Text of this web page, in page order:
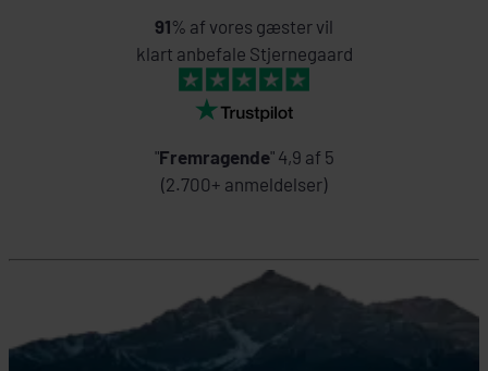
91% af vores gæster vil
klart anbefale Stjernegaard
"Fremragende" 4,9 af 5
(2.700+ anmeldelser)